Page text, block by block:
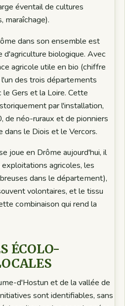
éventail de cultures
maraîchage).
dans son ensemble est
biologique. Avec
agricole utile en bio (chiffre
des trois départements
le Gers et la Loire. Cette
par l'installation,
néo-ruraux et de pionniers
dans le Diois et le Vercors.
joue en Drôme aujourd'hui, il
agricoles, les
dans le département),
volontaires, et le tissu
combinaison qui rend la
ÉCOLO-
d'Hostun et de la vallée de
sont identifiables, sans